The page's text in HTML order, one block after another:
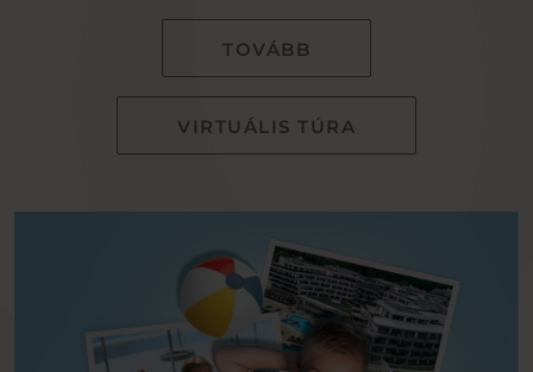
TOVÁBB
VIRTUÁLIS TÚRA